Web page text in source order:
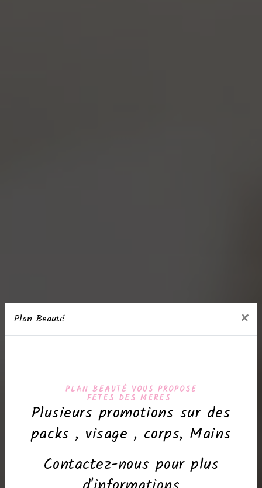
Plan Beauté ×
PLAN BEAUTÉ VOUS PROPOSE
FETES DES MERES
Plusieurs promotions sur des
packs , visage , corps, Mains
Contactez-nous pour plus